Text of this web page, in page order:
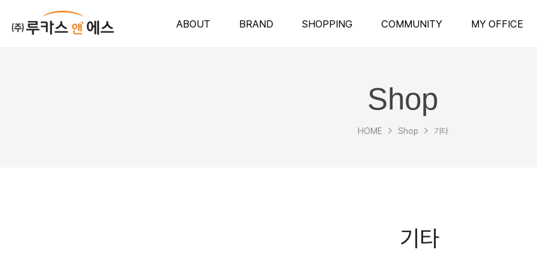
ABOUT BRAND SHOPPING COMMUNITY MY OFFICE
Shop
HOME Shop 기타
기타